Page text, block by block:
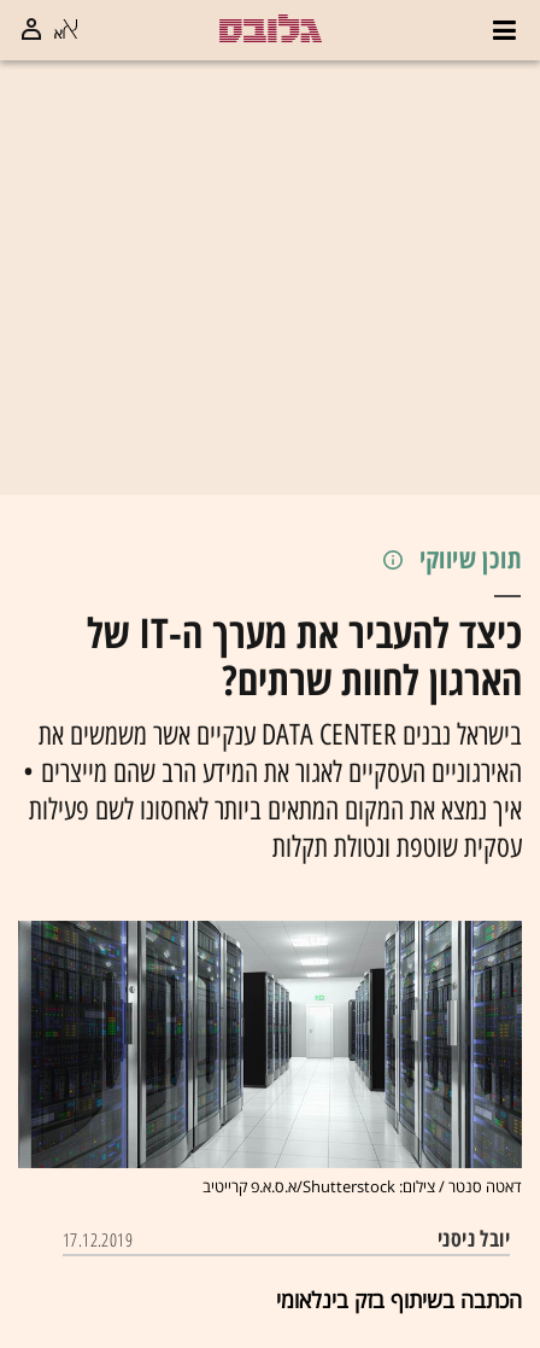
תוכן שיווקי
כיצד להעביר את מערך ה-IT של
הארגון לחוות שרתים?
בישראל נבנים DATA CENTER ענקיים אשר משמשים את
האירגוניים העסקיים לאגור את המידע הרב שהם מייצרים •
איך נמצא את המקום המתאים ביותר לאחסונו לשם פעילות
עסקית שוטפת ונטולת תקלות
דאטה סנטר / צילום: Shutterstock/א.ס.א.פ קרייטיב
יובל ניסני 17.12.2019
הכתבה בשיתוף בזק בינלאומי